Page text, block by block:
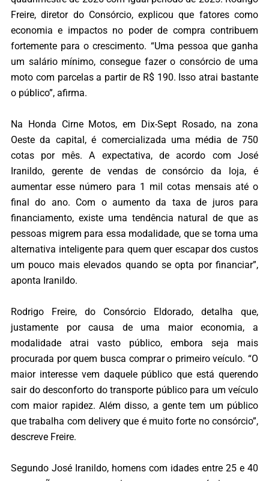
Freire, diretor do Consórcio, explicou que fatores como
economia e impactos no poder de compra contribuem
fortemente para o crescimento. “Uma pessoa que ganha
um salário mínimo, consegue fazer o consórcio de uma
moto com parcelas a partir de R$ 190. Isso atrai bastante
o público”, afirma.
Na Honda Cirne Motos, em Dix-Sept Rosado, na zona
Oeste da capital, é comercializada uma média de 750
cotas por mês. A expectativa, de acordo com José
Iranildo, gerente de vendas de consórcio da loja, é
aumentar esse número para 1 mil cotas mensais até o
final do ano. Com o aumento da taxa de juros para
financiamento, existe uma tendência natural de que as
pessoas migrem para essa modalidade, que se torna uma
alternativa inteligente para quem quer escapar dos custos
um pouco mais elevados quando se opta por financiar”,
aponta Iranildo.
Rodrigo Freire, do Consórcio Eldorado, detalha que,
justamente por causa de uma maior economia, a
modalidade atrai vasto público, embora seja mais
procurada por quem busca comprar o primeiro veículo. “O
maior interesse vem daquele público que está querendo
sair do desconforto do transporte público para um veículo
com maior rapidez. Além disso, a gente tem um público
que trabalha com delivery que é muito forte no consórcio”,
descreve Freire.
Segundo José Iranildo, homens com idades entre 25 e 40